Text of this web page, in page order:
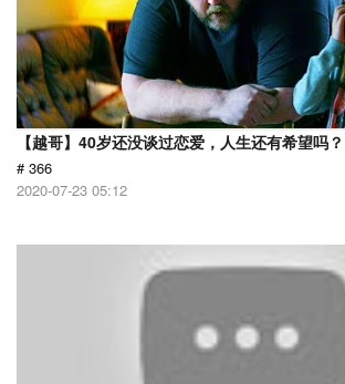
【越哥】40岁还没谈过恋爱，人生还有希望吗
# 366
2020-07-23 05:12